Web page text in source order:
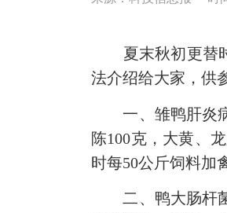
夏末秋初更替时
法介绍给大家，供
一、雏鸭肝炎病
陈100克，大黄、
时每50公斤饲料加
二、鸭大肠杆菌